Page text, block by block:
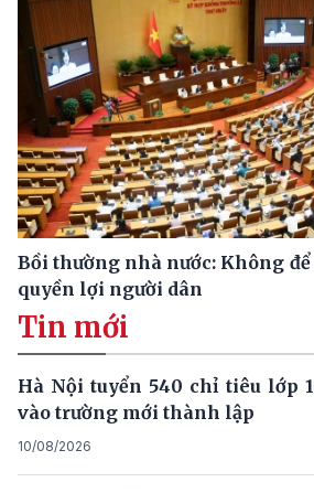
Bồi thường nhà nước: Không
quyền lợi người dân
Tin mới
Hà Nội tuyển 540 chỉ tiêu lớp
vào trường mới thành lập
10/08/2026